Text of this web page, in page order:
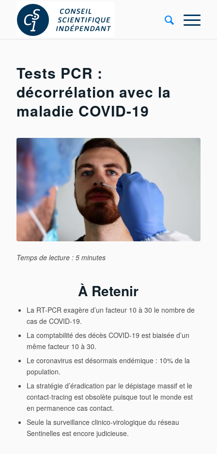
Tests PCR :
décorrélation avec la
maladie COVID-19
Temps de lecture : 5 minutes
À Retenir
La RT-PCR exagère d’un facteur 10 à 30 le nombre de
cas de COVID-19.
La comptabilité des décès COVID-19 est biaisée d’un
même facteur 10 à 30.
Le coronavirus est désormais endémique : 10% de la
population.
La stratégie d’éradication par le dépistage massif et le
contact-tracing est obsolète puisque tout le monde est
en permanence cas contact.
Seule la surveillance clinico-virologique du réseau
Sentinelles est encore judicieuse.